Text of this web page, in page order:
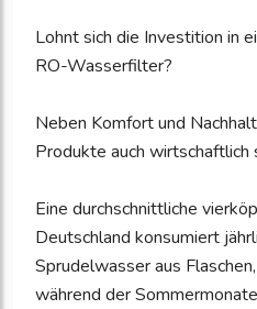
Lohnt sich die Investition in
RO-Wasserfilter?
Neben Komfort und
Produkte auch wirtschaftlich
Eine durchschnittliche
Deutschland konsumiert
Sprudelwasser aus
während der